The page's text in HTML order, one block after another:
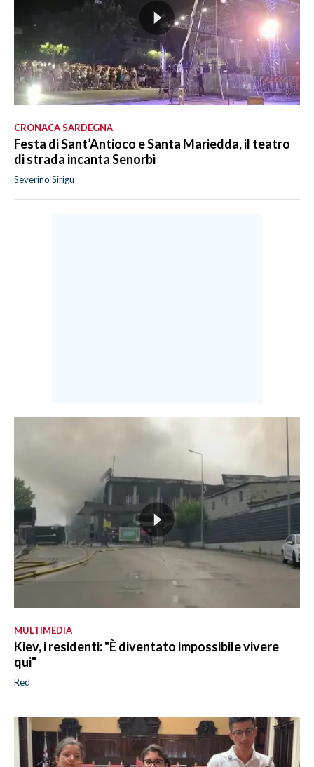
CRONACA SARDEGNA
Festa di Sant’Antioco e Santa Mariedda, il teatro
di strada incanta Senorbì
Severino Sirigu
MULTIMEDIA
Kiev, i residenti: "È diventato impossibile vivere
qui"
Red